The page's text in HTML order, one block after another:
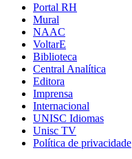
Portal RH
Mural
NAAC
VoltarE
Biblioteca
Central Analítica
Editora
Imprensa
Internacional
UNISC Idiomas
Unisc TV
Política de privacidade